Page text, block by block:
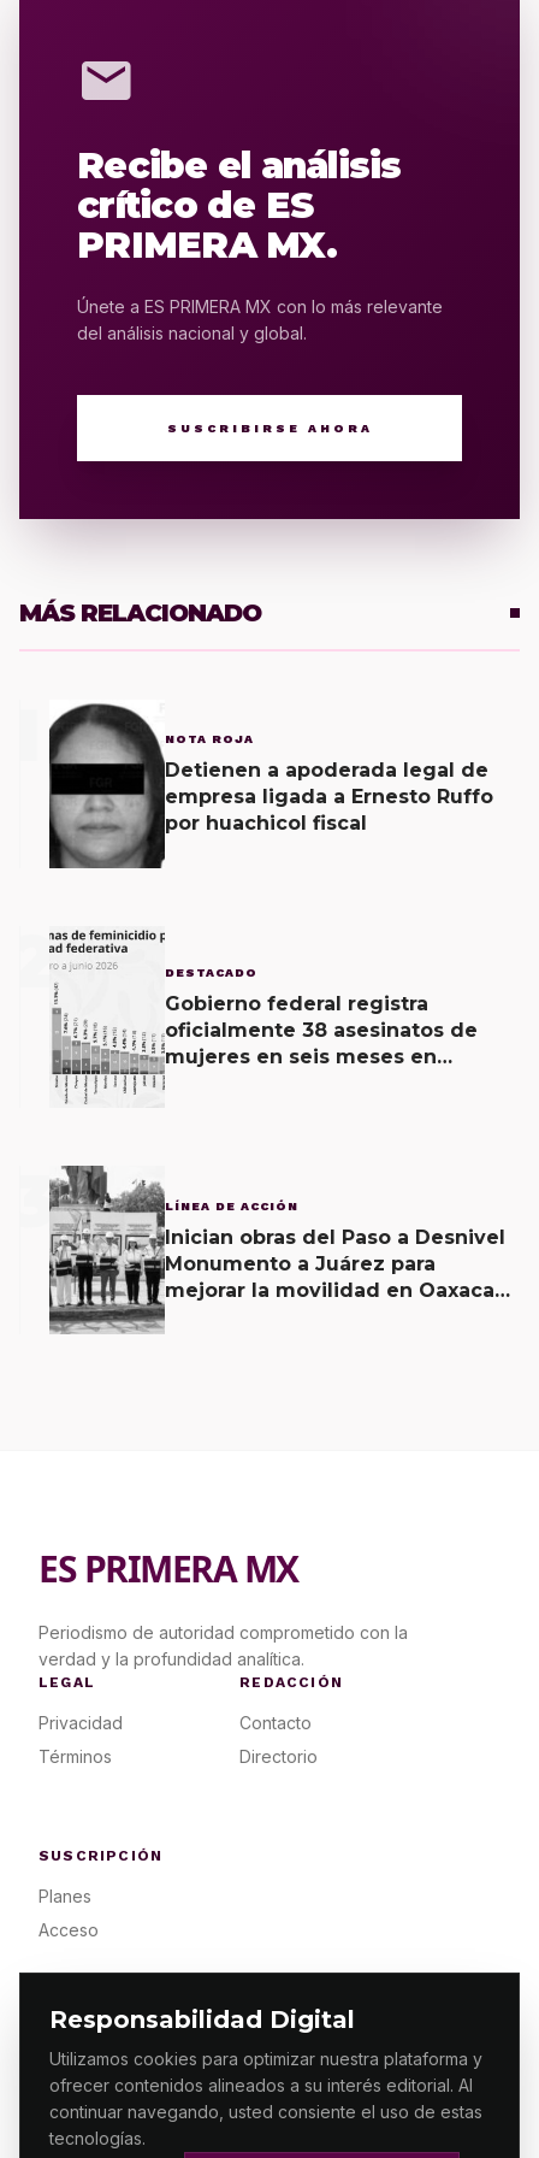
Responsabilidad Digital
Utilizamos cookies para optimizar nuestra plataforma y
ofrecer contenidos alineados a su interés editorial. Al
continuar navegando, usted consiente el uso de estas
tecnologías.
mail
Recibe el análisis
crítico de ES
PRIMERA MX.
Únete a ES PRIMERA MX con lo más relevante
del análisis nacional y global.
SUSCRIBIRSE AHORA
MÁS RELACIONADO
NOTA ROJA
Detienen a apoderada legal de
empresa ligada a Ernesto Ruffo
por huachicol fiscal
2 DESTACADO
Gobierno federal registra
oficialmente 38 asesinatos de
mujeres en seis meses en
3 LÍNEA DE ACCIÓN
Inician obras del Paso a Desnivel
Monumento a Juárez para
mejorar la movilidad en Oaxaca
ES PRIMERA MX
Periodismo de autoridad comprometido con la
verdad y la profundidad analítica.
LEGAL
Privacidad
Términos
REDACCIÓN
Contacto
Directorio
SUSCRIPCIÓN
Planes
Acceso
© 2026 ES PRIMERA MX. ALGUNOS DERECHOS
RESERVADOS / DESIGNMAKING.MX